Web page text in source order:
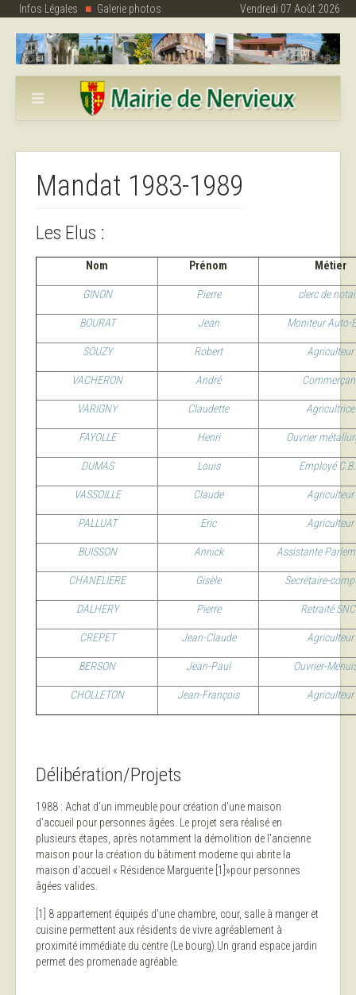
Infos Légales Galerie photos Vendredi 07 Août 2026
Mandat 1983-1989
Les Elus :
Nom Prénom Métier
GINON Pierre clerc de
BOURAT Jean Moniteur Auto-
SOUZY Robert Agriculteur
VACHERON André
VARIGNY Claudette Agricultrice
FAYOLLE Henri Ouvrier
DUMAS Louis Employé
VASSOILLE Claude Agriculteur
PALLUAT Eric Agriculteur
BUISSON Annick Assistante
CHANELIERE Gisèle Secrétaire-
DALHERY Pierre Retraité
CREPET Jean-Claude Agriculteur
BERSON Jean-Paul Ouvrier-
CHOLLETON Jean-François Agriculteur
Délibération/Projets
1988 : Achat d'un immeuble pour création d'une maison
d'accueil pour personnes âgées. Le projet sera réalisé en
plusieurs étapes, après notamment la démolition de l'ancienne
maison pour la création du bâtiment moderne qui abrite la
maison d'accueil « Résidence Marguerite [1]»pour personnes
âgées valides.
[1] 8 appartement équipés d'une chambre, cour, salle à manger et
cuisine permettent aux résidents de vivre agréablement à
proximité immédiate du centre (Le bourg).Un grand espace jardin
permet des promenade agréable.